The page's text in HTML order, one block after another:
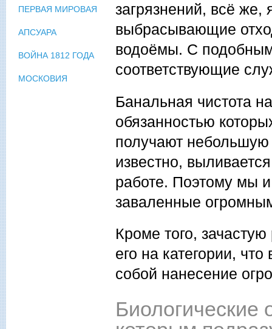
загрязнений, всё
выбрасывающие
водоёмы. С
соответствующие
Банальная чистота
обязанностью
получают небольшую
известно,
работе. Поэтому мы
заваленные
Кроме того,
его на категории,
собой нанесение
Биологические
ПЕРВАЯ МИРОВАЯ
АПСУАРА
ВОЙНА 1812 ГОДА
МОСКОВИЯ